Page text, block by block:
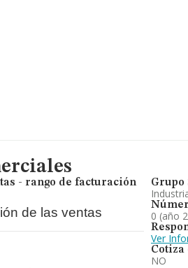
- rango de facturación
de las ventas
Grupo
0 (año
Ver
Cotiza
NO